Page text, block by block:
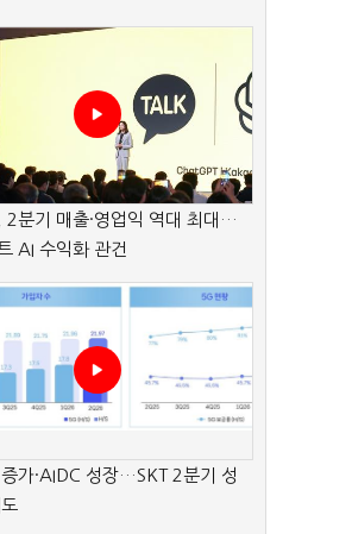
2분기 매출·영업익 역대 최대…
AI 수익화 관건
가·AIDC 성장…SKT 2분기 성